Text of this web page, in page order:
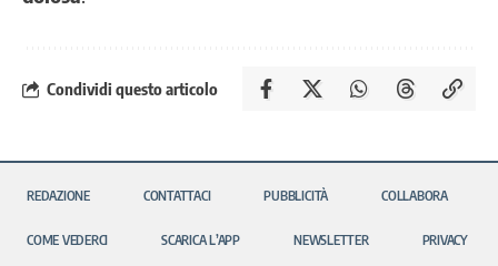
Condividi questo articolo
REDAZIONE CONTATTACI PUBBLICITÀ COLLABORA
COME VEDERCI SCARICA L’APP NEWSLETTER PRIVACY